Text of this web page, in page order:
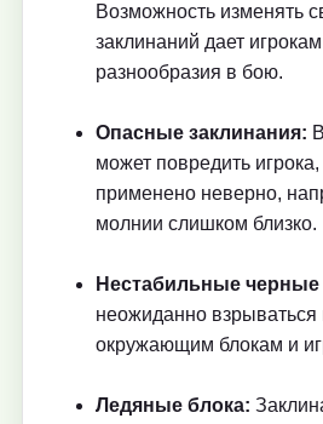
Возможность изменять
заклинаний дает
разнообразия в бою.
Опасные заклинания:
может повредить
применено неверно,
молнии слишком близко.
Нестабильные
неожиданно взрываться
окружающим блокам и
Ледяные блока: